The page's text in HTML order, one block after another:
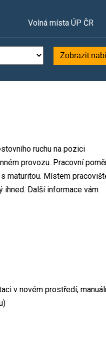
Volná místa ÚP ČR
Zobrazit
ruchu na pozici
provozu. Pracovní
maturitou. Místem
ihned. Další informace vám
v novém prostředí,